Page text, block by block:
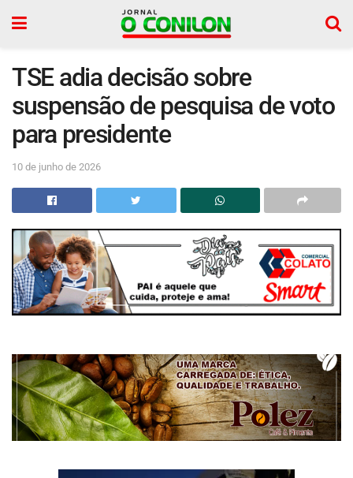
TSE adia decisão sobre
suspensão de pesquisa de voto
para presidente
10 de junho de 2026